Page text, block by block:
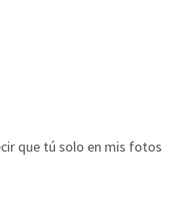
que tú solo en mis fotos